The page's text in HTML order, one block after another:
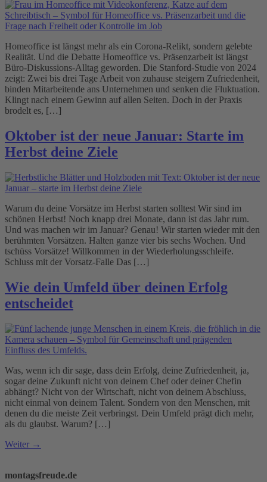
Homeoffice ist längst mehr als ein Corona-Relikt, sondern gelebte
Realität. Und die Debatte Homeoffice vs. Präsenzarbeit ist längst
Büro-Diskussions-Alltag geworden. Die Stanford-Studie von 2024
zeigt: Zwei bis drei Tage Arbeit von zuhause steigern Zufriedenheit,
binden Mitarbeitende ans Unternehmen und senken die Fluktuation.
Klingt nach einem Gewinn auf allen Seiten. Doch in der Praxis
brodelt es, […]
Oktober ist der neue Januar: Starte im
Herbst deine Ziele
Warum du deine Vorsätze im Herbst starten solltest Wir sind im
schönen Herbst! Noch knapp drei Monate, dann ist das Jahr rum.
Und was machen wir im Januar? Genau! Wir starten wieder mit den
berühmten Vorsätzen. Halten ganze vier bis sechs Wochen. Und
tschüss Vorsätze! Willkommen in der Wiederholungsschleife.
Schluss mit der Vorsatz-Falle Das […]
Wie dein Umfeld über deinen Erfolg
entscheidet
Was, wenn ich dir sage, dass dein Erfolg, deine Zufriedenheit, ja,
sogar deine Zukunft nicht von deinem Chef oder deiner Chefin
abhängt? Nicht von der Wirtschaft, nicht von deinem Abschluss,
nicht einmal von deinem Talent. Sondern von den Menschen, mit
denen du die meiste Zeit verbringst. Dein Umfeld prägt dich mehr,
als du glaubst. Warum? […]
Weiter →
montagsfreude.de